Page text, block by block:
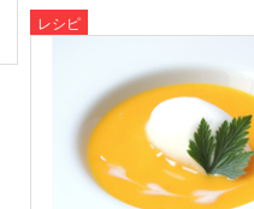
レシピ